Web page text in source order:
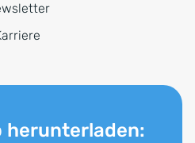
herunterladen: